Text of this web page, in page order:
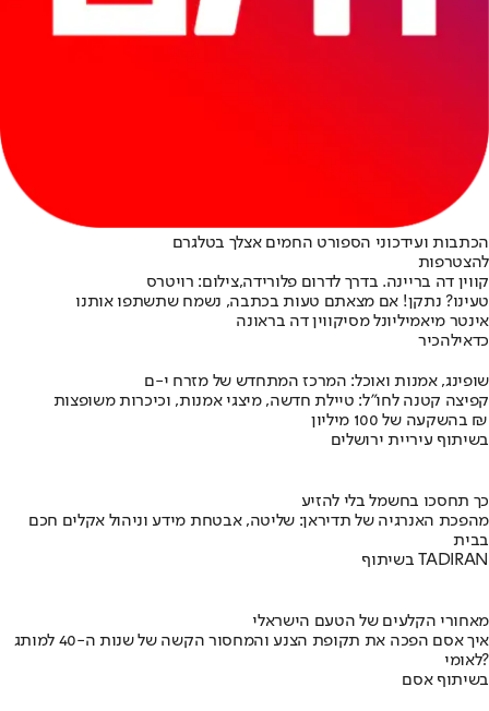
הכתבות ועידכוני הספורט החמים אצלך בטלגרם
להצטרפות
קווין דה בריינה. בדרך לדרום פלורידה,צילום: רויטרס
טעינו? נתקן! אם מצאתם טעות בכתבה, נשמח שתשתפו אותנו
אינטר מיאמיליונל מסיקווין דה בראונה
כדאילהכיר
שופינג, אמנות ואוכל: המרכז המתחדש של מזרח י-ם
קפיצה קטנה לחו"ל: טיילת חדשה, מיצגי אמנות, וכיכרות משופצות
בהשקעה של 100 מיליון ₪
בשיתוף עיריית ירושלים
כך תחסכו בחשמל בלי להזיע
מהפכת האנרגיה של תדיראן: שליטה, אבטחת מידע וניהול אקלים חכם
בבית
בשיתוף TADIRAN
מאחורי הקלעים של הטעם הישראלי
איך אסם הפכה את תקופת הצנע והמחסור הקשה של שנות ה-40 למותג
לאומי?
בשיתוף אסם